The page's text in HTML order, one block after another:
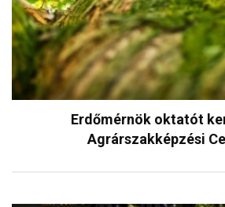
Erdőmérnök oktatót
Agrárszakképzési